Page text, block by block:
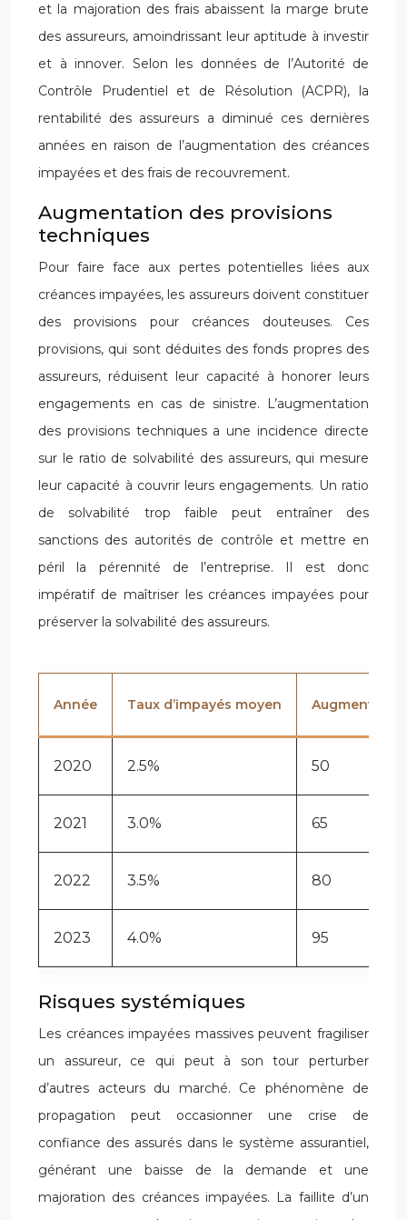
et la majoration des frais abaissent la marge brute
des assureurs, amoindrissant leur aptitude à investir
et à innover. Selon les données de l’Autorité de
Contrôle Prudentiel et de Résolution (ACPR), la
rentabilité des assureurs a diminué ces dernières
années en raison de l’augmentation des créances
impayées et des frais de recouvrement.
Augmentation des provisions
techniques
Pour faire face aux pertes potentielles liées aux
créances impayées, les assureurs doivent constituer
des provisions pour créances douteuses. Ces
provisions, qui sont déduites des fonds propres des
assureurs, réduisent leur capacité à honorer leurs
engagements en cas de sinistre. L’augmentation
des provisions techniques a une incidence directe
sur le ratio de solvabilité des assureurs, qui mesure
leur capacité à couvrir leurs engagements. Un ratio
de solvabilité trop faible peut entraîner des
sanctions des autorités de contrôle et mettre en
péril la pérennité de l’entreprise. Il est donc
impératif de maîtriser les créances impayées pour
préserver la solvabilité des assureurs.
Année Taux d’impayés moyen
2020 2.5% 50
2021 3.0% 65
2022 3.5% 80
2023 4.0% 95
Risques systémiques
Les créances impayées massives peuvent fragiliser
un assureur, ce qui peut à son tour perturber
d’autres acteurs du marché. Ce phénomène de
propagation peut occasionner une crise de
confiance des assurés dans le système assurantiel,
générant une baisse de la demande et une
majoration des créances impayées. La faillite d’un